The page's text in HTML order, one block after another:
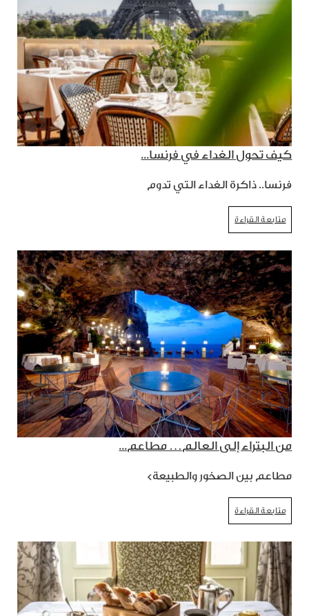
كيف تحول الغداء في فرنسا...
فرنسا.. ذاكرة الغداء التي تدوم
متابعة القراءة
من البتراء إلى العالم… مطاعم...
مطاعم بين الصخور والطبيعة>
متابعة القراءة